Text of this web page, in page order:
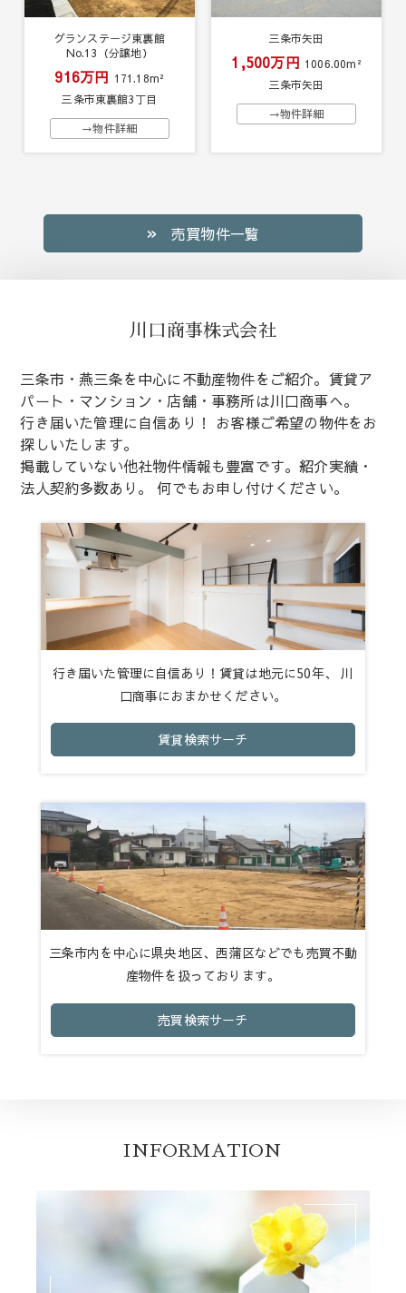
グランステージ東裏館
No.13（分譲地）
916万円 171.18m²
三条市東裏館3丁目
→物件詳細
三条市矢田
1,500万円 1006.00m²
三条市矢田
→物件詳細
売買物件一覧
川口商事株式会社
三条市・燕三条を中心に不動産物件をご紹介。賃貸ア
パート・マンション・店舗・事務所は川口商事へ。
行き届いた管理に自信あり！ お客様ご希望の物件をお
探しいたします。
掲載していない他社物件情報も豊富です。紹介実績・
法人契約多数あり。 何でもお申し付けください。
賃貸検索サーチ
行き届いた管理に自信あり！賃貸は地元に50年、 川
口商事におまかせください。
売買検索サーチ
三条市内を中心に県央地区、西蒲区などでも売買不動
産物件を扱っております。
INFORMATION